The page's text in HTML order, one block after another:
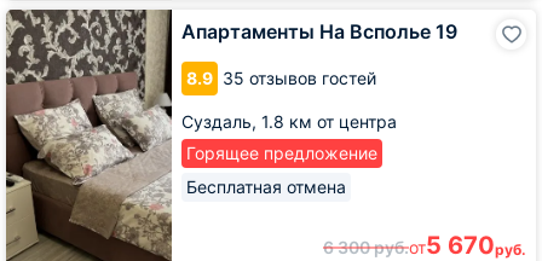
Апартаменты На Всполье 19
8.9 35 отзывов гостей
Суздаль, 1.8 км от центра
Горящее предложение
Бесплатная отмена
6 300руб.от5 670руб.
Апартаменты
На
Всполье
19